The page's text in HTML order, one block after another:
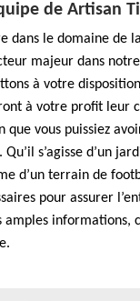
de Artisan
dans le domaine de
majeur dans
à votre
à votre profit leur
que vous puissiez
s’agisse d’un
d’un terrain de
pour assurer
amples informations,